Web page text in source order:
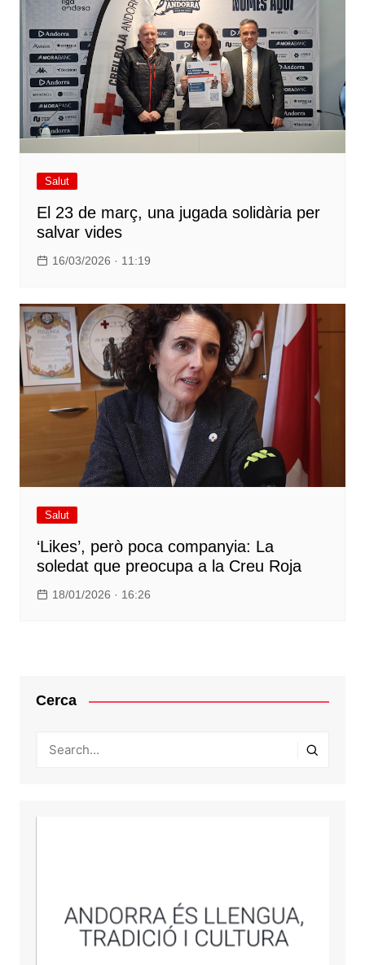
Salut
El 23 de març, una jugada solidària per
salvar vides
16/03/2026 · 11:19
Salut
‘Likes’, però poca companyia: La
soledat que preocupa a la Creu Roja
18/01/2026 · 16:26
Cerca